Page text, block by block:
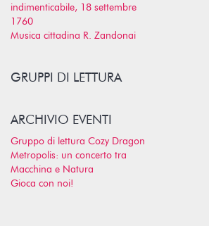
indimenticabile, 18 settembre
1760
Musica cittadina R. Zandonai
GRUPPI DI LETTURA
ARCHIVIO EVENTI
Gruppo di lettura Cozy Dragon
Metropolis: un concerto tra
Macchina e Natura
Gioca con noi!